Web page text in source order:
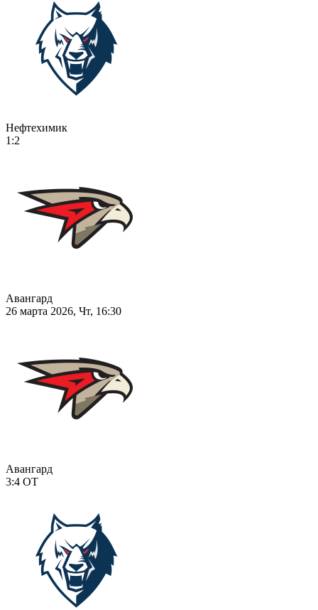
Нефтехимик
1:2
Авангард
26 марта 2026, Чт, 16:30
Авангард
3:4 ОТ